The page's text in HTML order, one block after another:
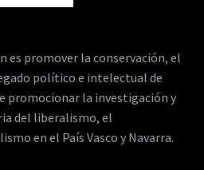
es promover la conservación, el
político e intelectual de
promocionar la investigación y
del liberalismo, el
en el País Vasco y Navarra.